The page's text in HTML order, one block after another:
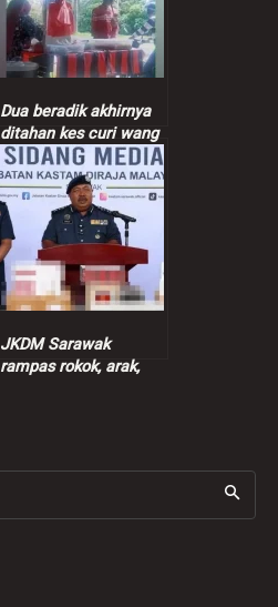
Dua beradik akhirnya
ditahan kes curi wang
peniaga nasi bajet
JKDM Sarawak
rampas rokok, arak,